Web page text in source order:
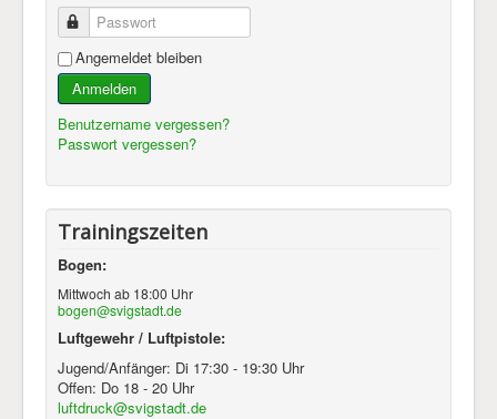
Passwort
Angemeldet bleiben
Anmelden
Benutzername vergessen?
Passwort vergessen?
Trainingszeiten
Bogen:
Mittwoch ab 18:00 Uhr
bogen@svigstadt.de
Luftgewehr / Luftpistole:
Jugend/Anfänger: Di 17:30 - 19:30 Uhr
Offen: Do 18 - 20 Uhr
luftdruck@svigstadt.de